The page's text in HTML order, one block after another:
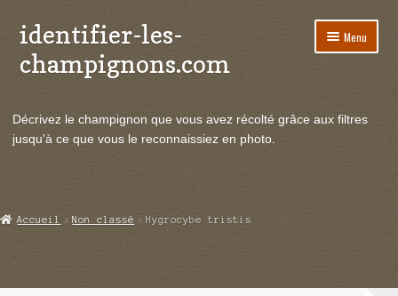
Aller
à
la
Aller
au
contenu
identifier-les-
champignons.com
Menu
le
Actualités
Echanges et contacts
Décrivez le champignon que vous avez récolté grâce aux filtres
jusqu'à ce que vous le reconnaissiez en photo.
Accueil Non classé Hygrocybe tristis